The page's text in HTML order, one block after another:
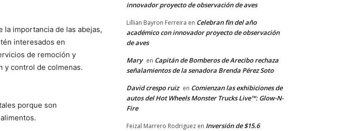
la importancia de las abejas,
interesados en
de remoción y
y control de colmenas.
porque son
innovador proyecto de observación de aves
Lillian Bayron Ferreira en Celebran fin del año
académico con innovador proyecto de observación
de aves
Mary en Capitán de Bomberos de Arecibo rechaza
señalamientos de la senadora Brenda Pérez Soto
David crespo ruiz en Comienzan las exhibiciones de
autos del Hot Wheels Monster Trucks Live™: Glow-N-
Fire
Feizal Marrero Rodriguez en Inversión de $15.6